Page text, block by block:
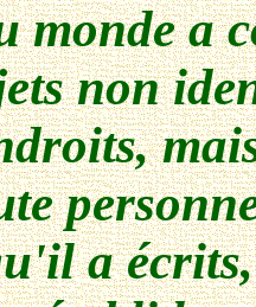
a
non
a